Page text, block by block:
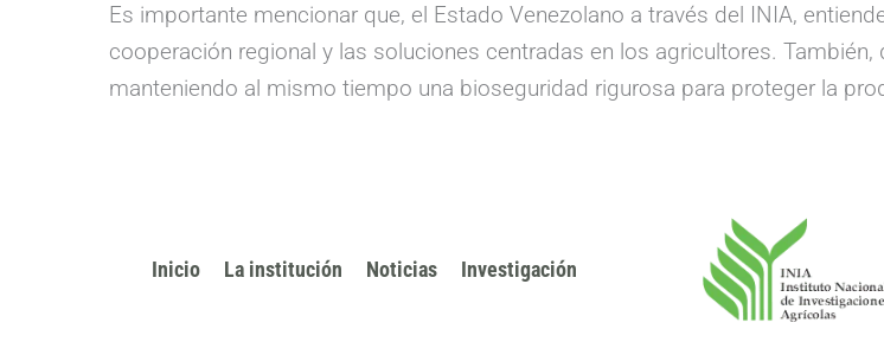
Es importante mencionar que, el Estado Venezolano a través del INIA,
cooperación regional y las soluciones centradas en los agricultores.
manteniendo al mismo tiempo una bioseguridad rigurosa para proteger la
Inicio La institución Noticias Investigación